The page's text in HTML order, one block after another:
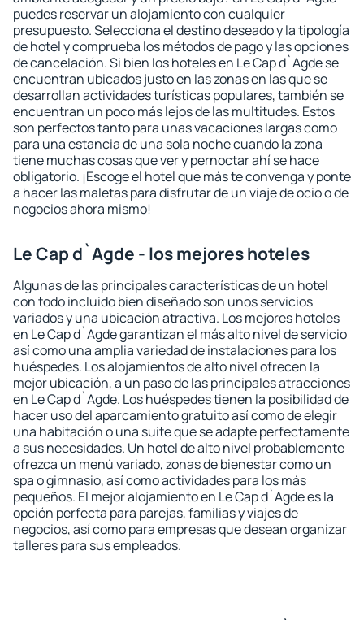
puedes reservar un alojamiento con cualquier
presupuesto. Selecciona el destino deseado y la tipología
de hotel y comprueba los métodos de pago y las opciones
de cancelación. Si bien los hoteles en Le Cap d`Agde se
encuentran ubicados justo en las zonas en las que se
desarrollan actividades turísticas populares, también se
encuentran un poco más lejos de las multitudes. Estos
son perfectos tanto para unas vacaciones largas como
para una estancia de una sola noche cuando la zona
tiene muchas cosas que ver y pernoctar ahí se hace
obligatorio. ¡Escoge el hotel que más te convenga y ponte
a hacer las maletas para disfrutar de un viaje de ocio o de
negocios ahora mismo!
Le Cap d`Agde - los mejores hoteles
Algunas de las principales características de un hotel
con todo incluido bien diseñado son unos servicios
variados y una ubicación atractiva. Los mejores hoteles
en Le Cap d`Agde garantizan el más alto nivel de servicio
así como una amplia variedad de instalaciones para los
huéspedes. Los alojamientos de alto nivel ofrecen la
mejor ubicación, a un paso de las principales atracciones
en Le Cap d`Agde. Los huéspedes tienen la posibilidad de
hacer uso del aparcamiento gratuito así como de elegir
una habitación o una suite que se adapte perfectamente
a sus necesidades. Un hotel de alto nivel probablemente
ofrezca un menú variado, zonas de bienestar como un
spa o gimnasio, así como actividades para los más
pequeños. El mejor alojamiento en Le Cap d`Agde es la
opción perfecta para parejas, familias y viajes de
negocios, así como para empresas que desean organizar
talleres para sus empleados.